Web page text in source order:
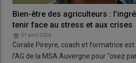
Bien-être des agriculteurs :
tenir face au stress et aux crises
01 avril 2026
Coralie Pireyre, coach et formatrice
l'AG de la MSA Auvergne pour "osez